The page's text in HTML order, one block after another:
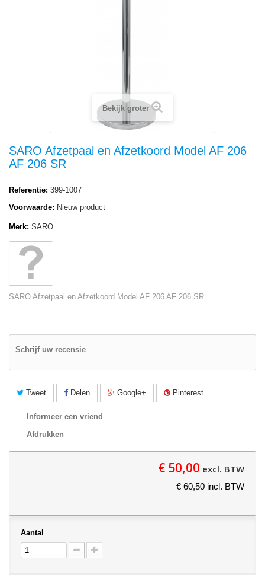
Bekijk groter
SARO Afzetpaal en Afzetkoord Model AF 206
AF 206 SR
Referentie: 399-1007
Voorwaarde: Nieuw product
Merk: SARO
SARO Afzetpaal en Afzetkoord Model AF 206 AF 206 SR
Schrijf uw recensie
Tweet Delen Google+ Pinterest
Informeer een vriend
Afdrukken
€ 50,00 excl. BTW
€ 60,50 incl. BTW
Aantal